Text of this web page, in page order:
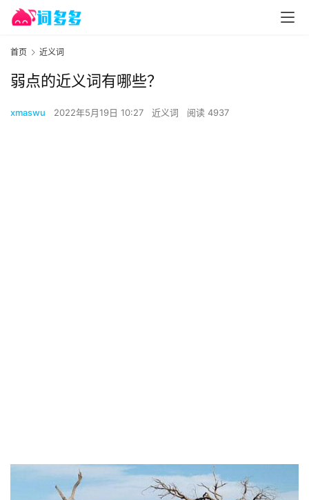
首页 近义词
弱点的近义词有哪些？
xmaswu 2022年5月19日 10:27 近义词 阅读 4937